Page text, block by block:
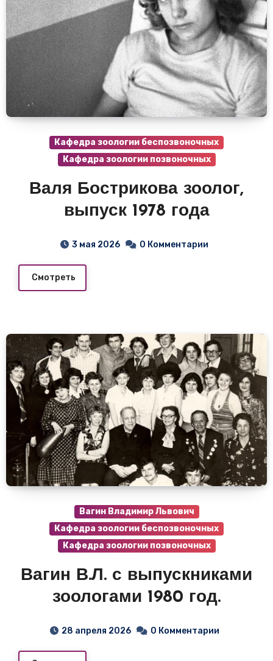
Кафедра зоологии беспозвоночных
Кафедра зоологии позвоночных
Валя Бострикова зоолог,
выпуск 1978 года
3 мая 2026 0 Комментарии
Смотреть
Вагин Владимир Львович
Кафедра зоологии беспозвоночных
Кафедра зоологии позвоночных
Вагин В.Л. с выпускниками
зоологами 1980 год.
28 апреля 2026 0 Комментарии